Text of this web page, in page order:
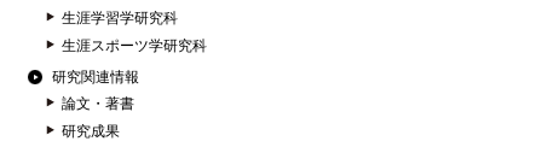
生涯学習学研究科
生涯スポーツ学研究科
研究関連情報
論文・著書
研究成果